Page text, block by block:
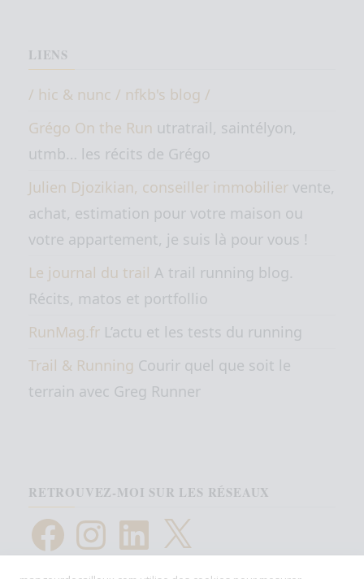
LIENS
/ hic & nunc / nfkb's blog /
Grégo On the Run utratrail, saintélyon,
utmb… les récits de Grégo
Julien Djozikian, conseiller immobilier vente,
achat, estimation pour votre maison ou
votre appartement, je suis là pour vous !
Le journal du trail A trail running blog.
Récits, matos et portfollio
RunMag.fr L’actu et les tests du running
Trail & Running Courir quel que soit le
terrain avec Greg Runner
RETROUVEZ-MOI SUR LES RÉSEAUX
FacebookInstagramLinkedIn
X